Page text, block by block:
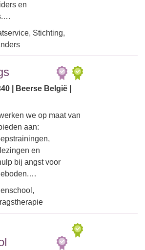
en
Stichting,
| Beerse België |
we op maat van
aan:
en
bij angst voor